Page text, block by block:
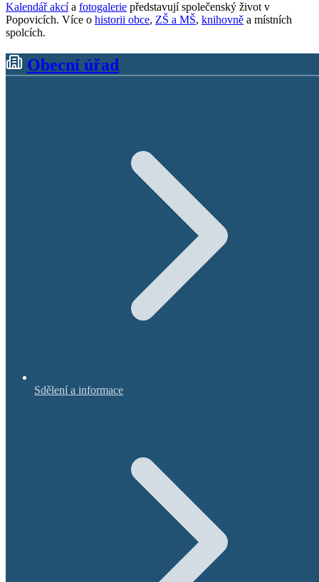
Kalendář akcía fotogalerie představují společenský život v
Popovicích. Více o historii obce, ZŠ a MŠ, knihovně a místních
spolcích.
Obecní úřad
Sdělení a informace